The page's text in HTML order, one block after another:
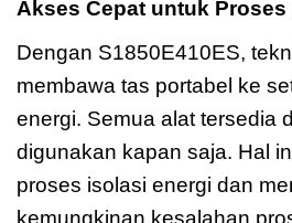
Akses Cepat untuk Proses
Dengan S1850E410ES,
membawa tas portabel ke
energi. Semua alat tersedia
digunakan kapan saja. Hal
proses isolasi energi dan
kemungkinan kesalahan